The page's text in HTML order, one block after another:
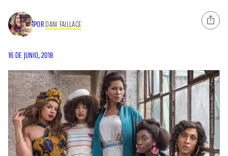
POR DANI FAILLACE
16 DE JUNIO, 2018